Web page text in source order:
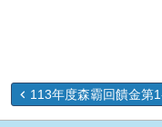
113年度森霸回饋金第